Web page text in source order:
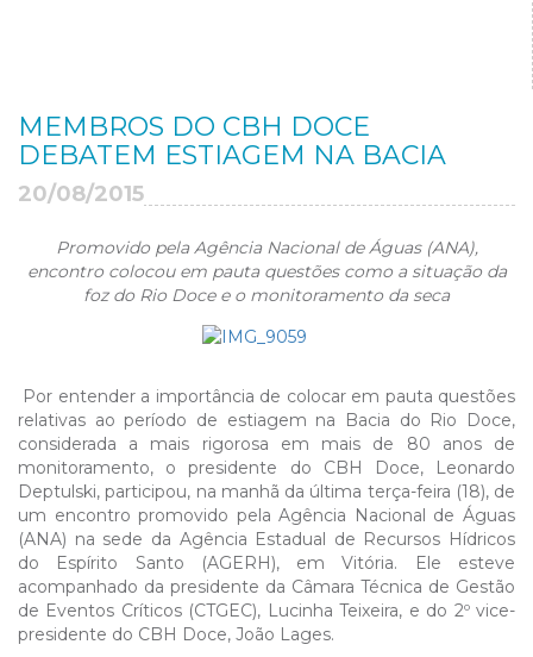
MEMBROS DO CBH DOCE
DEBATEM ESTIAGEM NA BACIA
20/08/2015
Promovido pela Agência Nacional de Águas (ANA),
encontro colocou em pauta questões como a situação da
foz do Rio Doce e o monitoramento da seca
Por entender a importância de colocar em pauta questões
relativas ao período de estiagem na Bacia do Rio Doce,
considerada a mais rigorosa em mais de 80 anos de
monitoramento, o presidente do CBH Doce, Leonardo
Deptulski, participou, na manhã da última terça-feira (18), de
um encontro promovido pela Agência Nacional de Águas
(ANA) na sede da Agência Estadual de Recursos Hídricos
do Espírito Santo (AGERH), em Vitória. Ele esteve
acompanhado da presidente da Câmara Técnica de Gestão
de Eventos Críticos (CTGEC), Lucinha Teixeira, e do 2º vice-
presidente do CBH Doce, João Lages.